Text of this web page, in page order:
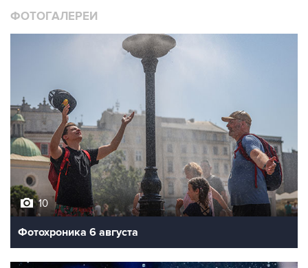
ФОТОГАЛЕРЕИ
10
Фотохроника 6 августа